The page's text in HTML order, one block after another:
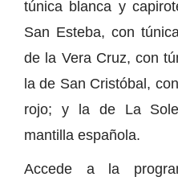
túnica blanca y
San Esteba, con
de la Vera Cruz, con
la de San Cristóbal,
rojo; y la de La
mantilla española.
Accede a la